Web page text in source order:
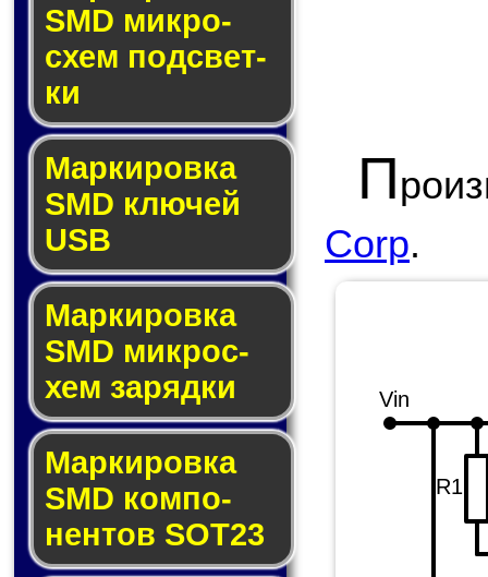
SMD мик­ро­
схем под­свет­
ки
Маркировка
SMD клю­чей
USB
Маркировка
SMD мик­рос­
хем за­ряд­ки
Маркировка
SMD ком­по­
нен­тов SOT23
П
Corp.
Vin
R1